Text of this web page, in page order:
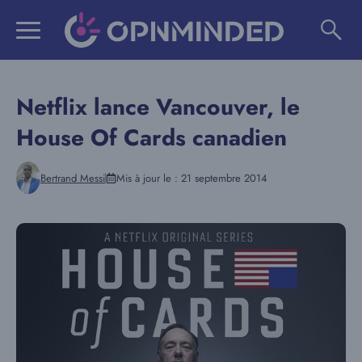
Netflix lance Vancouver, le
House Of Cards canadien
Bertrand Messi Mis à jour le : 21 septembre 2014